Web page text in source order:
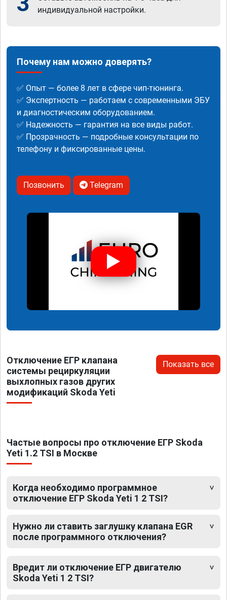
индивидуальной настройки.
Почему нам можно доверять?
✅ Опыт — более 8 лет в сфере чип-тюнинга.
✅ Экспертность — работаем с современными ЭБУ
и диагностическим оборудованием.
✅ Надежность — гарантия на все виды работ.
✅ Прозрачность — подробные консультации по
телефону и фиксированные цены.
Позвонить Telegram
Отключение ЕГР клапана
системы рециркуляции
выхлопных газов других
модификаций Skoda Yeti
Показать все
Частые вопросы про отключение ЕГР Skoda
Yeti 1.2 TSI в Москве
Когда необходимо программное
отключение ЕГР Skoda Yeti 1 2 TSI?
Нужно ли ставить заглушку клапана EGR
после программного отключения?
Вредит ли отключение ЕГР двигателю
Skoda Yeti 1 2 TSI?